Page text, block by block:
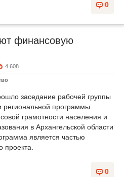
0
финансовую
4 608
заседание рабочей группы
региональной программы
грамотности населения и
в Архангельской области
является частью
проекта.
0